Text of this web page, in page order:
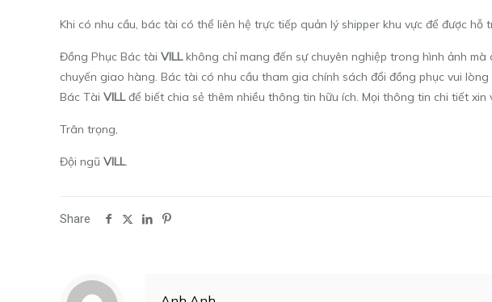
Khi có nhu cầu, bác tài có thể liên hệ trực tiếp quản lý shipper khu vực để được hỗ
Đồng Phục Bác tàiVILLkhông chỉ mang đến sự chuyên nghiệp trong hình ảnh
chuyến giao hàng.Bác tài có nhu cầu tham gia chính sách đổi đồng phục vui
Bác TàiVILLđể biết chia sẻ thêm nhiều thông tin hữu ích. Mọi thông tin chi tiết xin
Trân trọng,
Đội ngũVILL.
Share